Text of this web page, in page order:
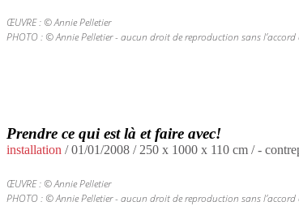
ŒUVRE : © Annie Pelletier
PHOTO : © Annie Pelletier - aucun droit de reproduction sans l’accord
Prendre ce qui est là et faire avec!
installation /01/01/2008 / 250 x 1000 x 110 cm / -
ŒUVRE : © Annie Pelletier
PHOTO : © Annie Pelletier - aucun droit de reproduction sans l’accord